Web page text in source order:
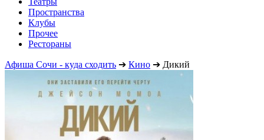
Пространства
Клубы
Прочее
Рестораны
Афиша Сочи - куда сходить ➔ Кино ➔ Дикий